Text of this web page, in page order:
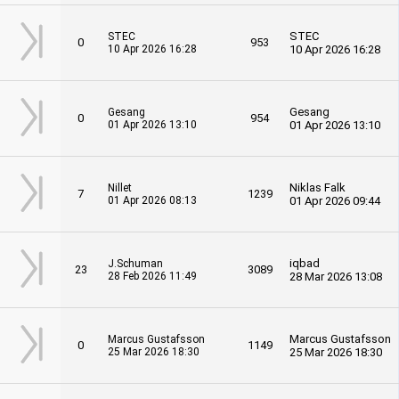
0
STEC
10 Apr 2026 16:28
953
STEC
10 Apr 2026 16:28
0
Gesang
01 Apr 2026 13:10
954
Gesang
01 Apr 2026 13:10
7
Nillet
01 Apr 2026 08:13
1239
Niklas Falk
01 Apr 2026 09:44
23
J.Schuman
28 Feb 2026 11:49
3089
iqbad
28 Mar 2026 13:08
0
Marcus Gustafsson
25 Mar 2026 18:30
1149
Marcus Gustafsson
25 Mar 2026 18:30